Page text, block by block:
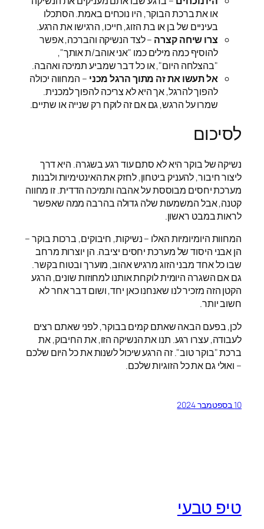
או את ברכת הבוקר, היו נוכחים באמת. הסתכלו
בעיניים של בן או בת הזוג, חייכו, הרגישו את הרגע.
צרו שיחה קצרה – לצד הנשיקה והברכה, אפשר
להוסיף כמה מילים כמו "אני אוהב/ת אותך",
"בהצלחה היום", או כל דבר שמביע תמיכה ואהבה.
אל תעשו את זה מתוך הרגל מכני – המחווה יכולה
להפוך להרגל, אך היא לא צריכה להפוך למכנית.
שמרו על הרגש, גם אם זה לוקח רק שנייה או שתיים.
לסיכום
נשיקה של בוקר היא לא סתם עוד רגע בשגרה. היא דרך
ליצור חיבור, להעניק ביטחון, לחזק את האינטימיות ולבנות
מערכת יחסים מבוססת על אהבה ותמיכה הדדית. זו מחווה
קטנה, אבל המשמעות שלה גדולה בהרבה ממה שאפשר
לראות במבט ראשון.
המחוות היומיומיות האלו – נשיקות, חיבוקים, ברכות בוקר –
הן אבני היסוד של מערכת יחסים יציבה. הן יוצרות מרחב
שבו כל אחד מבני הזוג מרגיש אהוב, מוערך ובטוח בקשר.
גם אם השגרה היומית לוקחת אותנו למחוזות שונים, הרגע
הקטן הזה מזכיר לנו שאנחנו כאן יחד, ושום דבר אחר לא
חשוב יותר.
לכן, בפעם הבאה שאתם קמים בבוקר, לפני שאתם רצים
לעבודה, עצרו רגע. תנו את הנשיקה הזו, את החיבוק, את
ברכת "בוקר טוב". זה הרגע שיכול לשנות את כל היום שלכם
– ואולי גם את כל הזוגיות שלכם.
10 בספטמבר 2024
טיפ טבעי